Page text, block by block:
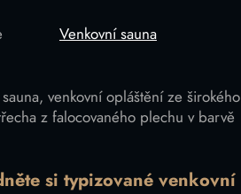
Venkovní sauna
venkovní opláštění ze širokého
z falocovaného plechu v barvě
si typizované venkovní